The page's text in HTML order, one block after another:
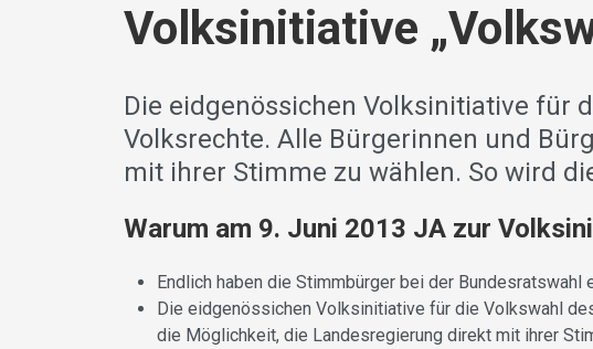
Volksinitiative
Die eidgenössichen Volksinitiative für
Volksrechte. Alle Bürgerinnen und
mit ihrer Stimme zu wählen. So wird
Warum am 9. Juni 2013 JA zur
Endlich haben die Stimmbürger bei der Bundesratswahl
Die eidgenössichen Volksinitiative für die Volkswahl
die Möglichkeit, die Landesregierung direkt mit ihrer